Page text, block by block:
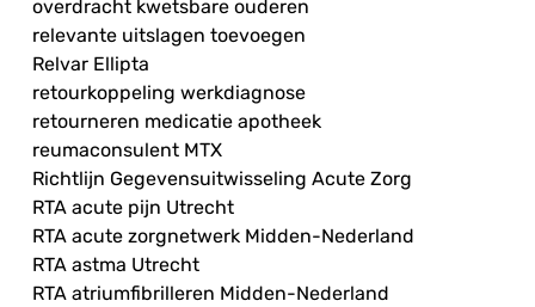
overdracht kwetsbare ouderen
relevante uitslagen toevoegen
Relvar Ellipta
retourkoppeling werkdiagnose
retourneren medicatie apotheek
reumaconsulent MTX
Richtlijn Gegevensuitwisseling Acute Zorg
RTA acute pijn Utrecht
RTA acute zorgnetwerk Midden-Nederland
RTA astma Utrecht
RTA atriumfibrilleren Midden-Nederland